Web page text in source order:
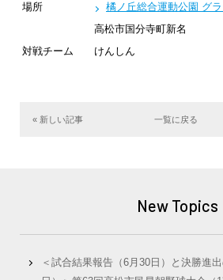
場所
橘ノ丘総合運動公園 グ
高松市国分寺町新名
対戦チーム けんしん
« 新しい記事 一覧に戻る
New Topics
＜試合結果報告（6月30日）と決勝進